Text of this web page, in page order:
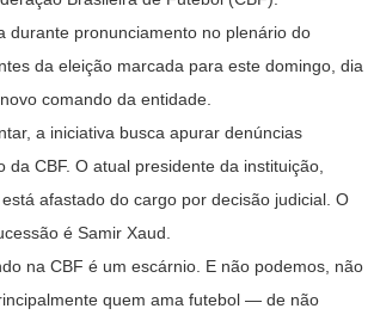
durante pronunciamento no plenário do
da eleição marcada para este domingo, dia
comando da entidade.
a iniciativa busca apurar denúncias
da CBF. O atual presidente da instituição,
afastado do cargo por decisão judicial. O
é Samir Xaud.
na CBF é um escárnio. E não podemos, não
quem ama futebol — de não